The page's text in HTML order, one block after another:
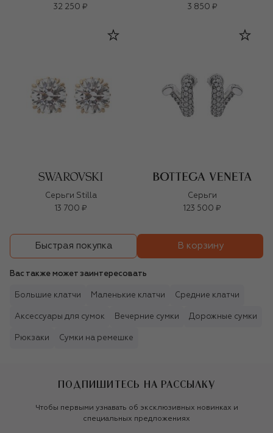
32 250 ₽
(5ml)
3 850 ₽
Серьги Stilla
13 700 ₽
Серьги
123 500 ₽
Быстрая покупка В корзину
Вас также может заинтересовать
Большие клатчи Маленькие клатчи Средние клатчи
Аксессуары для сумок Вечерние сумки Дорожные сумки
Рюкзаки Сумки на ремешке
ПОДПИШИТЕСЬ НА РАССЫЛКУ
Чтобы первыми узнавать об эксклюзивных новинках и
специальных предложениях